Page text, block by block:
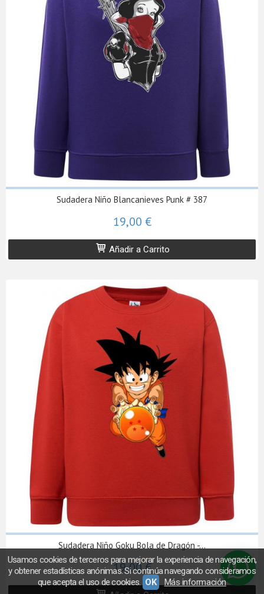
Sudadera Niño Blancanieves Punk # 387
19,00 €
Añadir a Carrito
Sudadera Niño Goku Bola de Dragón -...
19,00 €
Usamos cookies de terceros para mejorar la experiencia de navegación,
y obtener estadísticas anónimas. Si continúa navegando consideramos
que acepta el uso de cookies. OK Más información